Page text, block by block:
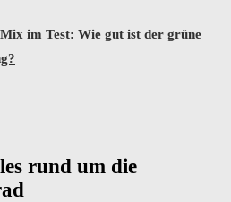
im Test: Wie gut ist der grüne
rund um die